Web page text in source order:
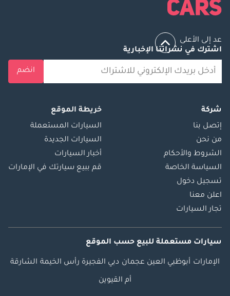
عد إلى الأعلى
اشترك في نشراتنا الإخبارية
انضم
شركة
إتصل بنا
من نحن
الشروط والأحكام
السياسة الخاصة
تسجيل دخول
اعلن معنا
تجار السيارات
خريطة الموقع
السيارات المستعملة
السيارات الجديدة
أخبار السيارات
قم ببيع سيارتك في الإمارات
سيارات مستعملة للبيع حسب الموقع
الإمارات أبوظبي العين عجمان دبي الفجيرة رأس الخيمة الشارقة
أم القيوين